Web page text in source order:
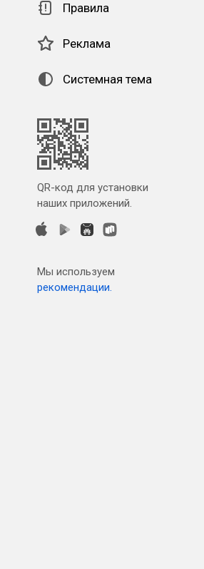
Правила
Реклама
Системная тема
QR-код для установки
наших приложений.
Мы используем
рекомендации.